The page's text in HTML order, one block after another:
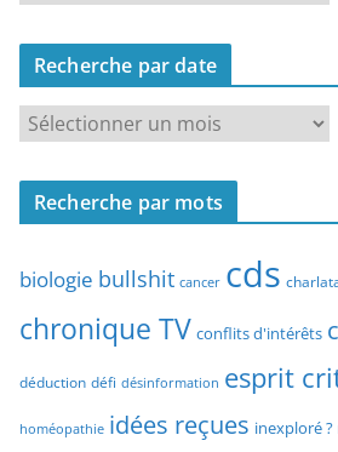
e
c
e
e
a
t
y
e
Recherche par date
e
c
r
h
p
a
Recherche par mots
biologie bullshit cancer cds
chronique TV conflits d'intérêts
déduction défi désinformation esprit
homéopathie idées reçues inexploré